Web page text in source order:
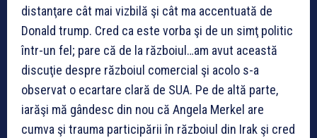
distanţare cât mai vizbilă şi cât ma accentuată de
Donald trump. Cred ca este vorba şi de un simţ politic
într-un fel; pare că de la războiul…am avut această
discuţie despre războiul comercial şi acolo s-a
observat o ecartare clară de SUA. Pe de altă parte,
iarăşi mă gândesc din nou că Angela Merkel are
cumva şi trauma participării în războiul din Irak şi cred